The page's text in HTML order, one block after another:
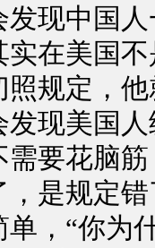
中国人
实在美国
照规定，
发现美国
需要花脑
，是规定
，“你为